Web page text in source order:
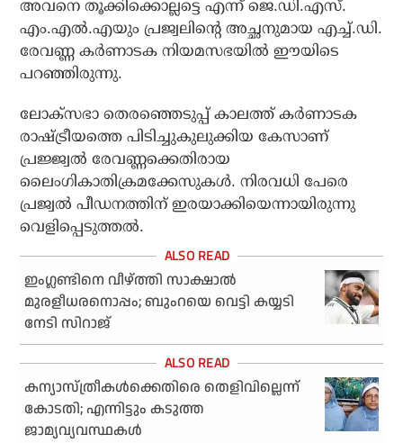
അവനെ തൂക്കിക്കൊല്ലട്ടെ എന്ന് ജെ.ഡി.എസ്.
എം.എല്‍.എയും പ്രജ്വലിന്റെ അച്ഛനുമായ എച്ച്.ഡി.
രേവണ്ണ കര്‍ണാടക നിയമസഭയില്‍ ഈയിടെ
പറഞ്ഞിരുന്നു.
ലോക്‌സഭാ തെരഞ്ഞെടുപ്പ് കാലത്ത് കര്‍ണാടക
രാഷ്ട്രീയത്തെ പിടിച്ചുകുലുക്കിയ കേസാണ്
പ്രജ്ജ്വല്‍ രേവണ്ണക്കെതിരായ
ലൈംഗികാതിക്രമക്കേസുകള്‍. നിരവധി പേരെ
പ്രജ്വല്‍ പീഡനത്തിന് ഇരയാക്കിയെന്നായിരുന്നു
വെളിപ്പെടുത്തല്‍.
ഇംഗ്ലണ്ടിനെ വീഴ്ത്തി സാക്ഷാല്‍
മുരളീധരനൊപ്പം; ബുംറയെ വെട്ടി കയ്യടി
നേടി സിറാജ്
കന്യാസ്ത്രീകള്‍ക്കെതിരെ തെളിവില്ലെന്ന്
കോടതി; എന്നിട്ടും കടുത്ത
ജാമ്യവ്യവസ്ഥകള്‍